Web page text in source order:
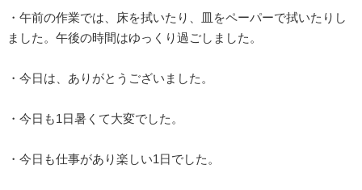
・午前の作業では、床を拭いたり、皿をペーパーで拭いたりし
ました。午後の時間はゆっくり過ごしました。
・今日は、ありがとうございました。
・今日も1日暑くて大変でした。
・今日も仕事があり楽しい1日でした。